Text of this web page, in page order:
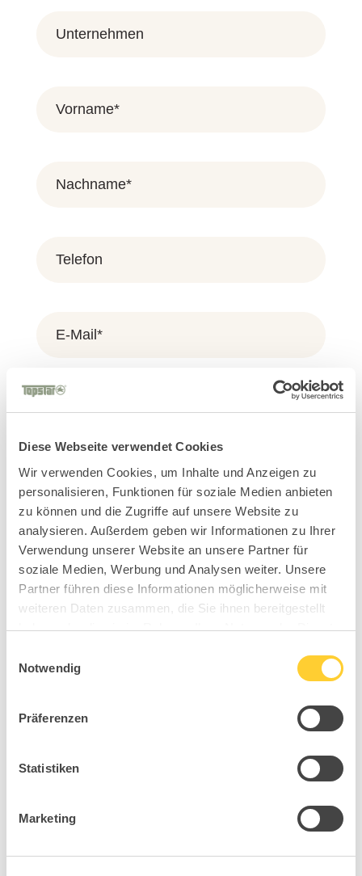
Diese Webseite verwendet Cookies
Wir verwenden Cookies, um Inhalte und Anzeigen zu
personalisieren, Funktionen für soziale Medien anbieten
zu können und die Zugriffe auf unsere Website zu
analysieren. Außerdem geben wir Informationen zu Ihrer
Verwendung unserer Website an unsere Partner für
soziale Medien, Werbung und Analysen weiter. Unsere
Partner führen diese Informationen möglicherweise mit
weiteren Daten zusammen, die Sie ihnen bereitgestellt
haben oder die sie im Rahmen Ihrer Nutzung der Dienste
Notwendig
Präferenzen
Statistiken
Marketing